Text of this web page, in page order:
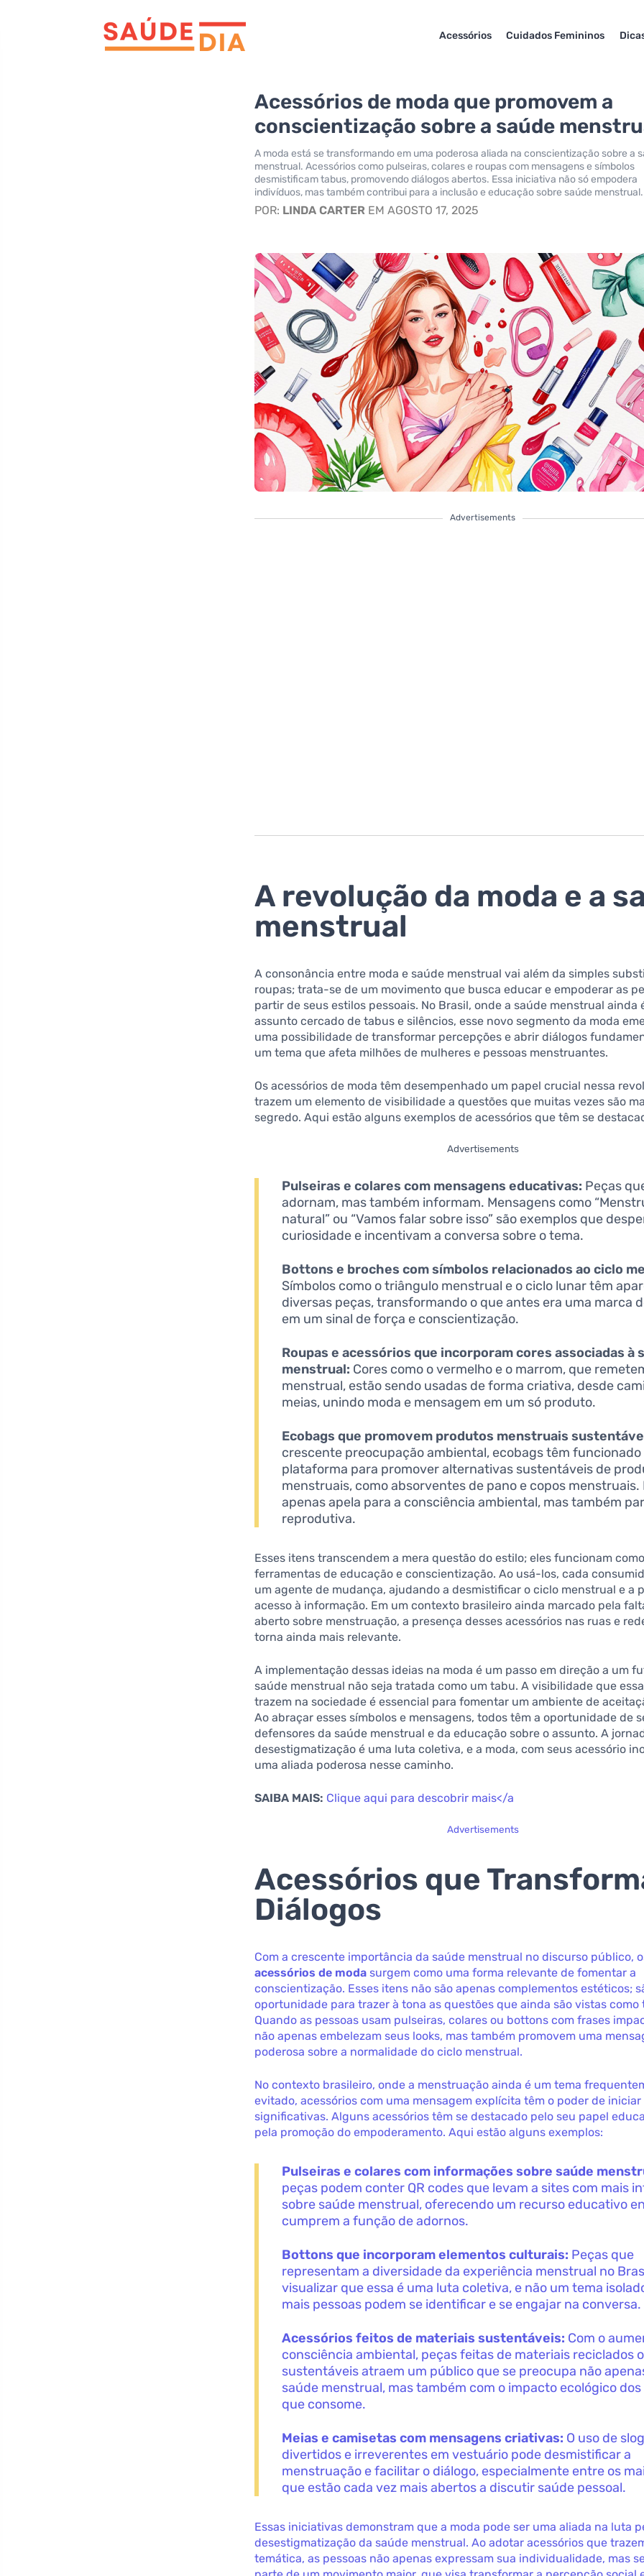
Acessórios Cuidados Femininos
Acessórios de moda que promovem a
conscientização sobre a saúde
A moda está se transformando em uma poderosa aliada na conscientização sobre a
menstrual. Acessórios como pulseiras, colares e roupas com mensagens e símbolos
desmistificam tabus, promovendo diálogos abertos. Essa iniciativa não só empodera
indivíduos, mas também contribui para a inclusão e educação sobre saúde menstrual.
POR: LINDA CARTER EM AGOSTO 17, 2025
Advertisements
A revolução da moda e a
menstrual
A consonância entre moda e saúde menstrual vai além da simples
roupas; trata-se de um movimento que busca educar e empoderar as
partir de seus estilos pessoais. No Brasil, onde a saúde menstrual ainda
assunto cercado de tabus e silêncios, esse novo segmento da moda
uma possibilidade de transformar percepções e abrir diálogos
um tema que afeta milhões de mulheres e pessoas menstruantes.
Os acessórios de moda têm desempenhado um papel crucial nessa
trazem um elemento de visibilidade a questões que muitas vezes são
segredo. Aqui estão alguns exemplos de acessórios que têm se
Advertisements
Pulseiras e colares com mensagens educativas: Peças
adornam, mas também informam. Mensagens como
natural” ou “Vamos falar sobre isso” são exemplos que
curiosidade e incentivam a conversa sobre o tema.
Bottons e broches com símbolos relacionados ao ciclo
Símbolos como o triângulo menstrual e o ciclo lunar têm
diversas peças, transformando o que antes era uma marca
em um sinal de força e conscientização.
Roupas e acessórios que incorporam cores associadas à
menstrual: Cores como o vermelho e o marrom, que
menstrual, estão sendo usadas de forma criativa, desde
meias, unindo moda e mensagem em um só produto.
Ecobags que promovem produtos menstruais
crescente preocupação ambiental, ecobags têm
plataforma para promover alternativas sustentáveis de
menstruais, como absorventes de pano e copos menstruais.
apenas apela para a consciência ambiental, mas também
reprodutiva.
Esses itens transcendem a mera questão do estilo; eles funcionam
ferramentas de educação e conscientização. Ao usá-los, cada
um agente de mudança, ajudando a desmistificar o ciclo menstrual e a
acesso à informação. Em um contexto brasileiro ainda marcado pela
aberto sobre menstruação, a presença desses acessórios nas ruas e
torna ainda mais relevante.
A implementação dessas ideias na moda é um passo em direção a um
saúde menstrual não seja tratada como um tabu. A visibilidade que
trazem na sociedade é essencial para fomentar um ambiente de
Ao abraçar esses símbolos e mensagens, todos têm a oportunidade de
defensores da saúde menstrual e da educação sobre o assunto. A
desestigmatização é uma luta coletiva, e a moda, com seus acessório
uma aliada poderosa nesse caminho.
SAIBA MAIS: Clique aqui para descobrir mais</a
Advertisements
Acessórios que
Diálogos
Com a crescente importância da saúde menstrual no discurso público,
acessórios de moda surgem como uma forma relevante de fomentar a
conscientização. Esses itens não são apenas complementos estéticos;
oportunidade para trazer à tona as questões que ainda são vistas como
Quando as pessoas usam pulseiras, colares ou bottons com frases
não apenas embelezam seus looks, mas também promovem uma
poderosa sobre a normalidade do ciclo menstrual.
No contexto brasileiro, onde a menstruação ainda é um tema
evitado, acessórios com uma mensagem explícita têm o poder de
significativas. Alguns acessórios têm se destacado pelo seu papel
pela promoção do empoderamento. Aqui estão alguns exemplos:
Pulseiras e colares com informações sobre saúde
peças podem conter QR codes que levam a sites com mais
sobre saúde menstrual, oferecendo um recurso educativo
cumprem a função de adornos.
Bottons que incorporam elementos culturais: Peças que
representam a diversidade da experiência menstrual no
visualizar que essa é uma luta coletiva, e não um tema
mais pessoas podem se identificar e se engajar na conversa.
Acessórios feitos de materiais sustentáveis: Com o
consciência ambiental, peças feitas de materiais reciclados
sustentáveis atraem um público que se preocupa não
saúde menstrual, mas também com o impacto ecológico
que consome.
Meias e camisetas com mensagens criativas: O uso de
divertidos e irreverentes em vestuário pode desmistificar a
menstruação e facilitar o diálogo, especialmente entre os
que estão cada vez mais abertos a discutir saúde pessoal.
Essas iniciativas demonstram que a moda pode ser uma aliada na luta
desestigmatização da saúde menstrual. Ao adotar acessórios que
temática, as pessoas não apenas expressam sua individualidade, mas